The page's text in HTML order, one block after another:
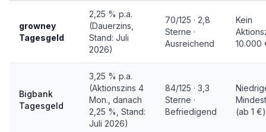
growney
Tagesgeld
2,25 % p.a.
(Dauerzins,
Stand: Juli
2026)
70/125 · 2,8
Sterne ·
Ausreichend
Kein
10.000
Bigbank
Tagesgeld
3,25 % p.a.
(Aktionszins 4
Mon., danach
2,25 %, Stand:
Juli 2026)
84/125 · 3,3
Sterne ·
Befriedigend
(ab 1 €)